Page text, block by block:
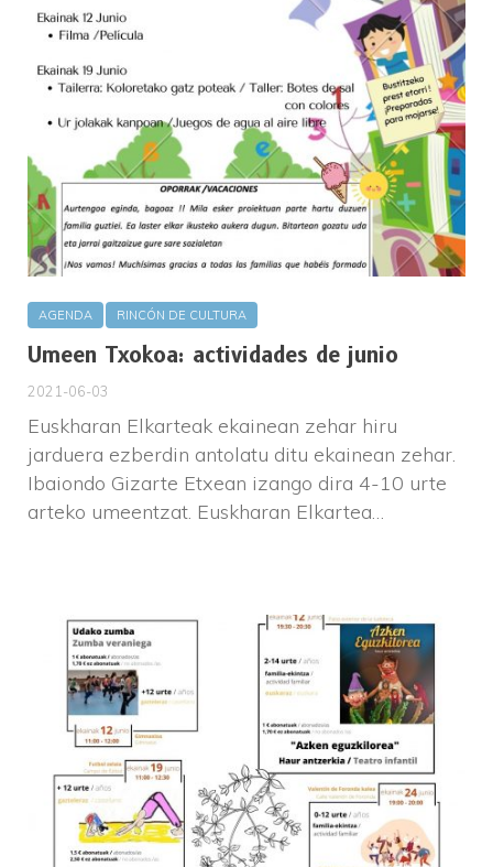
AGENDA RINCÓN DE CULTURA
Umeen Txokoa: actividades de junio
2021-06-03
Euskharan Elkarteak ekainean zehar hiru
jarduera ezberdin antolatu ditu ekainean zehar.
Ibaiondo Gizarte Etxean izango dira 4-10 urte
arteko umeentzat. Euskharan Elkartea…